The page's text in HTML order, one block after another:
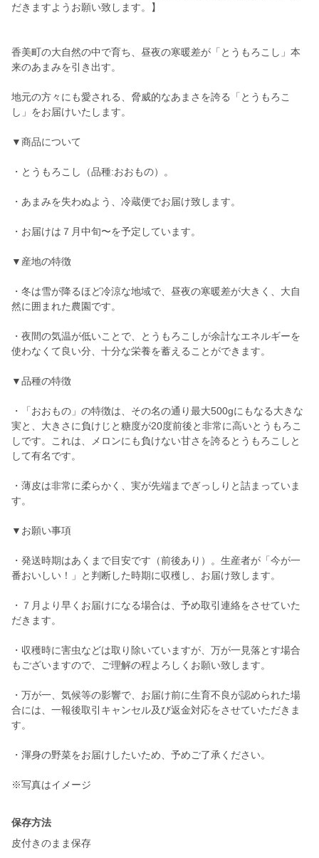
だきますようお願い致します。】
香美町の大自然の中で育ち、昼夜の寒暖差が「とうもろこし」本
来のあまみを引き出す。
地元の方々にも愛される、脅威的なあまさを誇る「とうもろこ
し」をお届けいたします。
▼商品について
・とうもろこし（品種:おおもの）。
・あまみを失わぬよう、冷蔵便でお届け致します。
・お届けは７月中旬〜を予定しています。
▼産地の特徴
・冬は雪が降るほど冷涼な地域で、昼夜の寒暖差が大きく、大自
然に囲まれた農園です。
・夜間の気温が低いことで、とうもろこしが余計なエネルギーを
使わなくて良い分、十分な栄養を蓄えることができます。
▼品種の特徴
・「おおもの」の特徴は、その名の通り最大500gにもなる大きな
実と、大きさに負けじと糖度が20度前後と非常に高いとうもろこ
しです。これは、メロンにも負けない甘さを誇るとうもろこしと
して有名です。
・薄皮は非常に柔らかく、実が先端までぎっしりと詰まっていま
す。
▼お願い事項
・発送時期はあくまで目安です（前後あり）。生産者が「今が一
番おいしい！」と判断した時期に収穫し、お届け致します。
・７月より早くお届けになる場合は、予め取引連絡をさせていた
だきます。
・収穫時に害虫などは取り除いていますが、万が一見落とす場合
もございますので、ご理解の程よろしくお願い致します。
・万が一、気候等の影響で、お届け前に生育不良が認められた場
合には、一報後取引キャンセル及び返金対応をさせていただきま
す。
・渾身の野菜をお届けしたいため、予めご了承ください。
※写真はイメージ
保存方法
皮付きのまま保存